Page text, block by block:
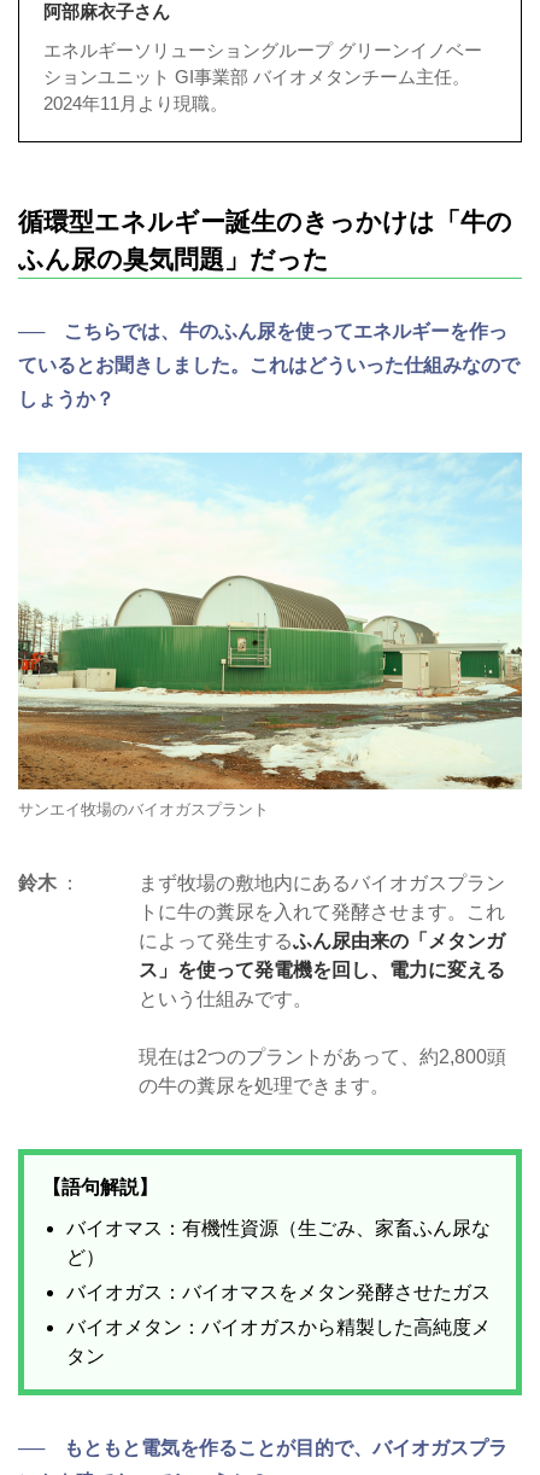
阿部麻衣子さん
エネルギーソリューショングループ グリーンイノベー
ションユニット GI事業部 バイオメタンチーム主任。
2024年11月より現職。
循環型エネルギー誕生のきっかけは「牛の
ふん尿の臭気問題」だった
── こちらでは、牛のふん尿を使ってエネルギーを作っ
ているとお聞きしました。これはどういった仕組みなので
しょうか？
サンエイ牧場のバイオガスプラント
鈴木
まず牧場の敷地内にあるバイオガスプラン
トに牛の糞尿を入れて発酵させます。これ
によって発生するふん尿由来の「メタンガ
ス」を使って発電機を回し、電力に変える
という仕組みです。
現在は2つのプラントがあって、約2,800頭
の牛の糞尿を処理できます。
【語句解説】
バイオマス：有機性資源（生ごみ、家畜ふん尿な
ど）
バイオガス：バイオマスをメタン発酵させたガス
バイオメタン：バイオガスから精製した高純度メ
タン
── もともと電気を作ることが目的で、バイオガスプラ